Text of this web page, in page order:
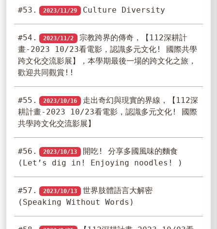
#53. 2023/11/29 Culture Diversity
#54. 2023/11/2
宗教跨界的傳奇，【112深耕計
畫-2023 10/23看電影，認識多元文化! 國際共學
跨文化交流影展】，本學期最後一場的跨文化之旅，
歡迎共同觀賞!!
#55. 2023/10/16
走出奇幻與現實的界線，【112深
耕計畫-2023 10/23看電影，認識多元文化! 國際
共學跨文化交流影展】
#56. 2023/10/13
開吃! 分享多國風味的麵食
(Let’s dig in! Enjoying noodles! )
#57. 2023/10/13
世界肢體語言大解密
(Speaking Without Words)